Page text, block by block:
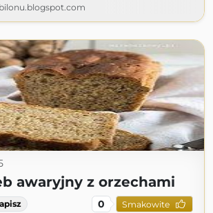
awaryjny z orzechami
0 Smakowite